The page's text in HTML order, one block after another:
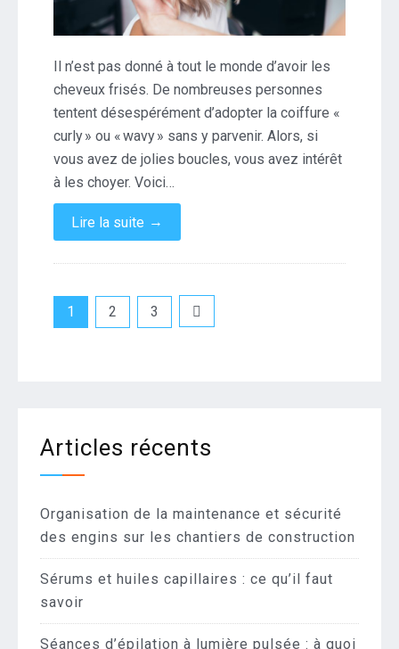
Il n’est pas donné à tout le monde d’avoir les
cheveux frisés. De nombreuses personnes
tentent désespérément d’adopter la coiffure «
curly » ou « wavy » sans y parvenir. Alors, si
vous avez de jolies boucles, vous avez intérêt
à les choyer. Voici…
Lire la suite →
Pagination
1 2 3
Articles récents
Organisation de la maintenance et sécurité
des engins sur les chantiers de construction
Sérums et huiles capillaires : ce qu’il faut
savoir
Séances d’épilation à lumière pulsée : à quoi